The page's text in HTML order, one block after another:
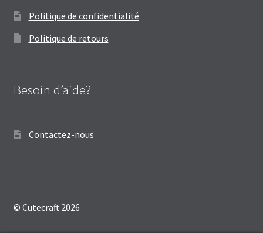
Politique de confidentialité
Politique de retours
Besoin d’aide?
Contactez-nous
© Cutecraft 2026